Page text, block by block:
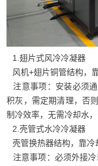
1.翅片式风冷冷凝器
风机+翅片铜管结构，
注意事项：安装必须
积灰，需定期清理，否
制冷效率，无需冷却水，
2.壳管式水冷冷凝器
壳管换热器结构，靠冷
注意事项：必须外接